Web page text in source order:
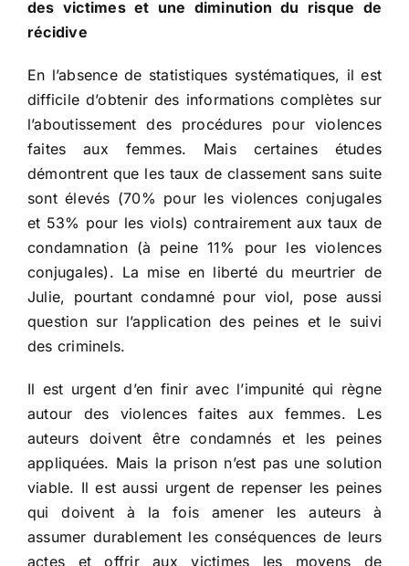
des victimes et une diminution du risque de
récidive
En l’absence de statistiques systématiques, il est
difficile d’obtenir des informations complètes sur
l’aboutissement des procédures pour violences
faites aux femmes. Mais certaines études
démontrent que les taux de classement sans suite
sont élevés (70% pour les violences conjugales
et 53% pour les viols) contrairement aux taux de
condamnation (à peine 11% pour les violences
conjugales). La mise en liberté du meurtrier de
Julie, pourtant condamné pour viol, pose aussi
question sur l’application des peines et le suivi
des criminels.
Il est urgent d’en finir avec l’impunité qui règne
autour des violences faites aux femmes. Les
auteurs doivent être condamnés et les peines
appliquées. Mais la prison n’est pas une solution
viable. Il est aussi urgent de repenser les peines
qui doivent à la fois amener les auteurs à
assumer durablement les conséquences de leurs
actes et offrir aux victimes les moyens de